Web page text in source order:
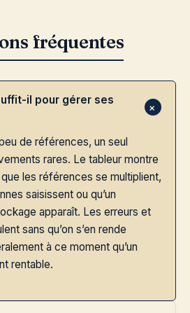
il pour gérer ses
de références, un seul
rares. Le tableur montre
les références se multiplient,
saisissent ou qu’un
apparaît. Les erreurs et
sans qu’on s’en rende
à ce moment qu’un
rentable.